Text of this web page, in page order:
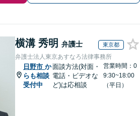
横溝 秀明 弁護士 東京都
弁護士法人東京あすなろ法律事務所
日野市 か
らも相談
受付中
面談方法(対面・
電話・ビデオな
ど)は応相談
営業時間：0
9:30~18:00
（平日）